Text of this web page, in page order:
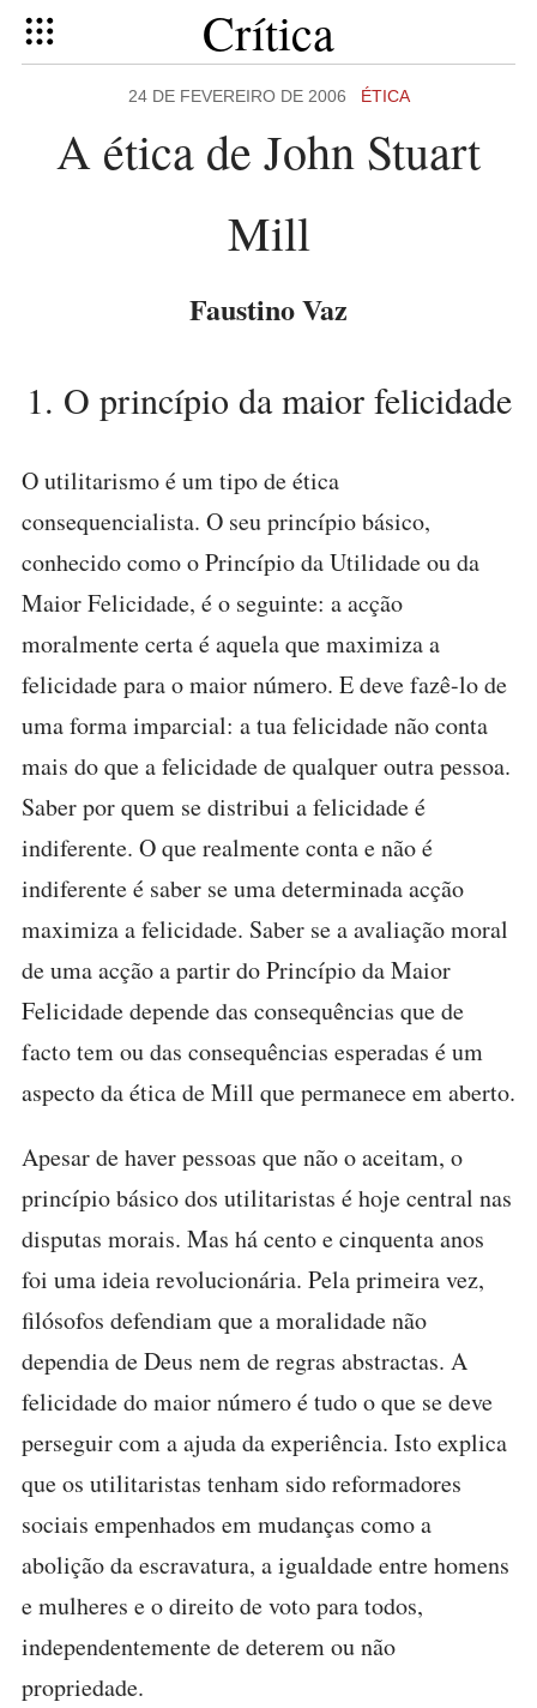
Crítica
24 DE FEVEREIRO DE 2006 ÉTICA
A ética de John Stuart
Mill
Faustino Vaz
1. O princípio da maior felicidade
O utilitarismo é um tipo de ética
consequencialista. O seu princípio básico,
conhecido como o Princípio da Utilidade ou da
Maior Felicidade, é o seguinte: a acção
moralmente certa é aquela que maximiza a
felicidade para o maior número. E deve fazê-lo de
uma forma imparcial: a tua felicidade não conta
mais do que a felicidade de qualquer outra pessoa.
Saber por quem se distribui a felicidade é
indiferente. O que realmente conta e não é
indiferente é saber se uma determinada acção
maximiza a felicidade. Saber se a avaliação moral
de uma acção a partir do Princípio da Maior
Felicidade depende das consequências que de
facto tem ou das consequências esperadas é um
aspecto da ética de Mill que permanece em aberto.
Apesar de haver pessoas que não o aceitam, o
princípio básico dos utilitaristas é hoje central nas
disputas morais. Mas há cento e cinquenta anos
foi uma ideia revolucionária. Pela primeira vez,
filósofos defendiam que a moralidade não
dependia de Deus nem de regras abstractas. A
felicidade do maior número é tudo o que se deve
perseguir com a ajuda da experiência. Isto explica
que os utilitaristas tenham sido reformadores
sociais empenhados em mudanças como a
abolição da escravatura, a igualdade entre homens
e mulheres e o direito de voto para todos,
independentemente de deterem ou não
propriedade.